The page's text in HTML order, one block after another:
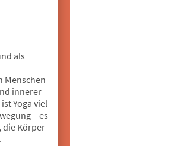
als
Menschen
innerer
Yoga viel
– es
die Körper